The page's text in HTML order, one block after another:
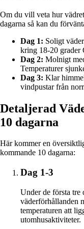
Om du vill veta hur
dagarna så kan du
Dag 1: Soligt
kring 18-20 grader
Dag 2: Molnigt
Temperaturer
Dag 3: Klar
vindpustar från
Detaljerad
10 dagarna
Här kommer en
kommande 10 dagarna:
Dag 1-3
Under de första tre
väderförhållanden
temperaturen att
utomhusaktiviteter.